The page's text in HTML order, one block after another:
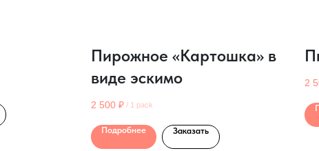
Пирожное «Картошка» в
виде эскимо
2 500 ₽ / 1 pack
Подробнее Заказать
2